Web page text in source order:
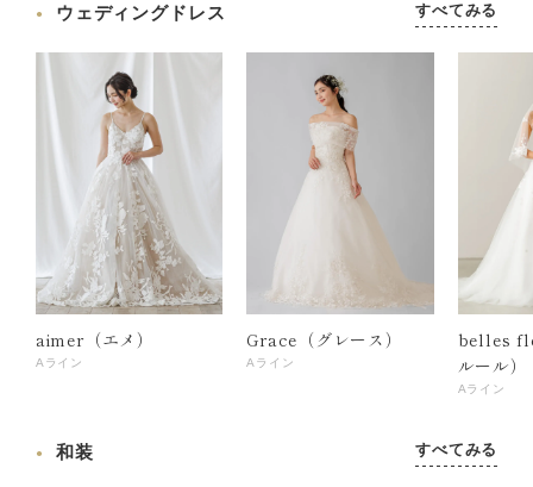
ウェディングドレス すべてみる
aimer（エメ）
Aライン
Grace（グレース）
Aライン
belles
ルール）
Aライン
和装 すべてみる